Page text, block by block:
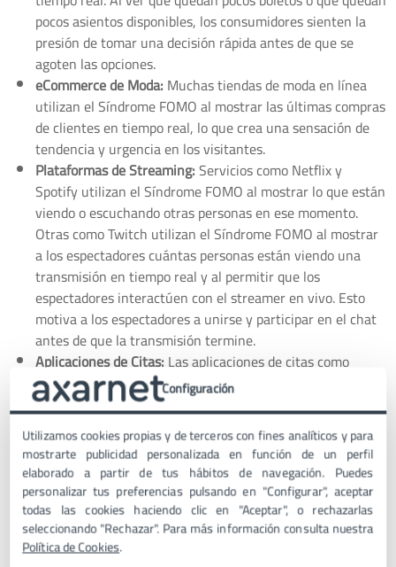
pocos asientos disponibles, los consumidores sienten la
presión de tomar una decisión rápida antes de que se
agoten las opciones.
eCommerce de Moda: Muchas tiendas de moda en línea
utilizan el Síndrome FOMO al mostrar las últimas compras
de clientes en tiempo real, lo que crea una sensación de
tendencia y urgencia en los visitantes.
Plataformas de Streaming:Servicios como Netflix y
Spotify utilizan el Síndrome FOMO al mostrar lo que están
viendo o escuchando otras personas en ese momento.
Otras como Twitch utilizan el Síndrome FOMO al mostrar
a los espectadores cuántas personas están viendo una
transmisión en tiempo real y al permitir que los
espectadores interactúen con el streamer en vivo. Esto
motiva a los espectadores a unirse y participar en el chat
antes de que la transmisión termine.
Aplicaciones de Citas:Las aplicaciones de citas como
Tinder y Bumble aprovechan el Síndrome FOMO al
mostrar perfiles de posibles coincidencias y limitar la
cantidad de "me gusta" o deslizamientos a la derecha que
un usuario puede realizar en un período determinado. Esto
crea una sensación de urgencia para tomar decisiones
sobre posibles coincidencias antes de que desaparezcan de
la pantalla.
Programas de Lealtad y Recompensas:Las empresas que
ofrecen programas de lealtad y recompensas a menudo
Configuración
Utilizamos cookies propias y de terceros con fines analíticos y para
mostrarte publicidad personalizada en función de un perfil
elaborado a partir de tus hábitos de navegación. Puedes
personalizar tus preferencias pulsando en "Configurar", aceptar
todas las cookies haciendo clic en "Aceptar", o rechazarlas
seleccionando "Rechazar". Para más información consulta nuestra
Política de Cookies.